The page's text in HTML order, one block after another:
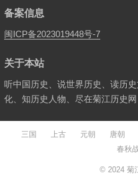
备案信息
闽ICP备2023019448号-7
关于本站
听中国历史、说世界历史、读历
化、知历史人物、尽在菊江历史网
三国 上古 元朝 唐朝
春秋
© 2024 菊